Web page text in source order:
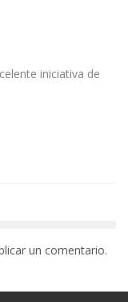
iniciativa de
un comentario.